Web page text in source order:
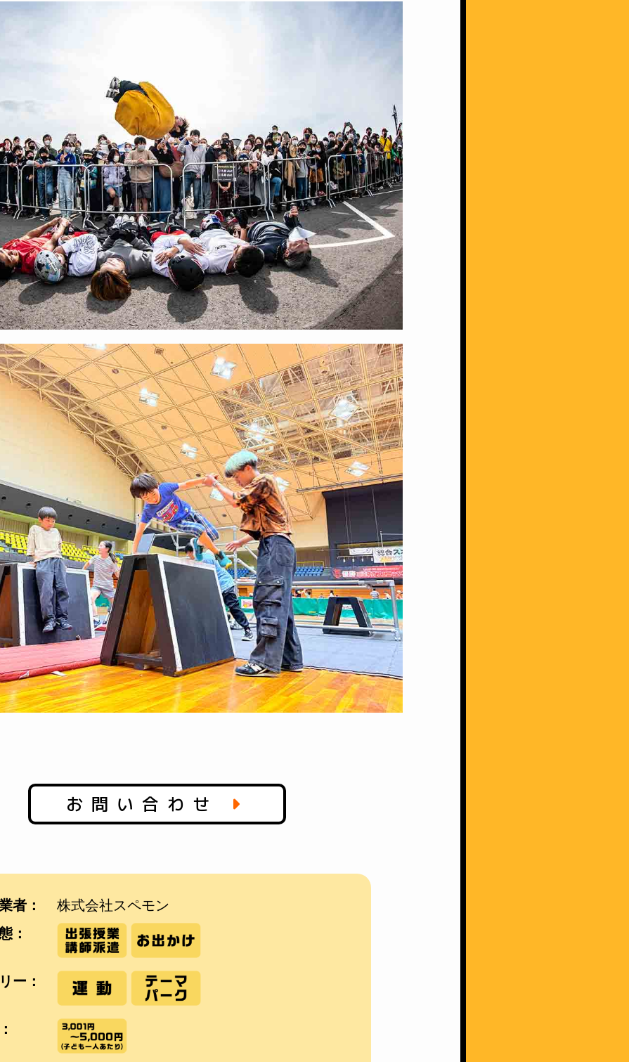
お問い合わせ
者：
株式会社スペモン
：
ー：